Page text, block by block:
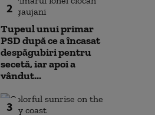
2
Tupeul unui primar
PSD după ce a încasat
despăgubiri pentru
secetă, iar apoi a
vândut...
3